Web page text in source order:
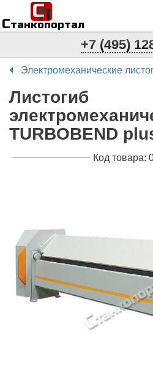
Станкопортал
п
С
+7 (495)
Электромеханические
Листогиб
TURBOBEND
Код товара: